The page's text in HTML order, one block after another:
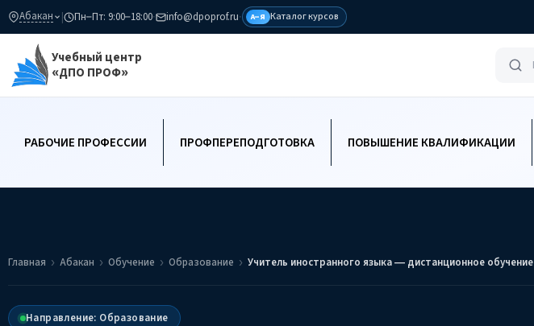
Абакан | Пн–Пт: 9:00–18:00· info@dpoprof.ru· А–Я Каталог курсов
Учебный центр
«ДПО ПРОФ»
РАБОЧИЕ ПРОФЕССИИ ПРОФПЕРЕПОДГОТОВКА ПОВЫШЕНИЕ КВАЛИФИКАЦИИ
Главная Абакан Обучение Образование Учитель иностранного языка — дистанционное обучение
Направление: Образование